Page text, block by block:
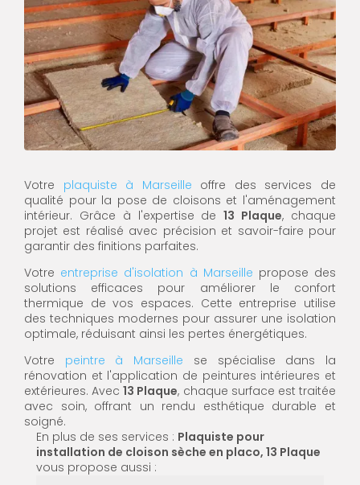
Votre plaquiste à Marseille offre des services de
qualité pour la pose de cloisons et l'aménagement
intérieur. Grâce à l'expertise de13 Plaque, chaque
projet est réalisé avec précision et savoir-faire pour
garantir des finitions parfaites.
Votre entreprise d'isolation à Marseille propose des
solutions efficaces pour améliorer le confort
thermique de vos espaces. Cette entreprise utilise
des techniques modernes pour assurer une isolation
optimale, réduisant ainsi les pertes énergétiques.
Votre peintre à Marseille se spécialise dans la
rénovation et l'application de peintures intérieures et
extérieures. Avec13 Plaque, chaque surface est traitée
avec soin, offrant un rendu esthétique durable et
soigné.
En plus de ses services : Plaquiste pour
installation de cloison sèche en placo, 13 Plaque
vous propose aussi :